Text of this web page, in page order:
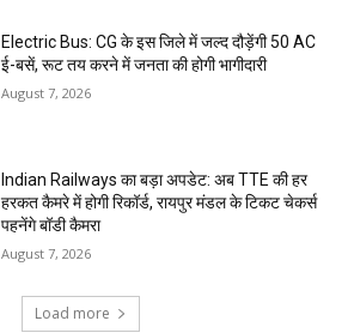
Electric Bus: CG के इस जिले में जल्द दौड़ेंगी 50 AC
ई-बसें, रूट तय करने में जनता की होगी भागीदारी
August 7, 2026
Indian Railways का बड़ा अपडेट: अब TTE की हर
हरकत कैमरे में होगी रिकॉर्ड, रायपुर मंडल के टिकट चेकर्स
पहनेंगे बॉडी कैमरा
August 7, 2026
Load more